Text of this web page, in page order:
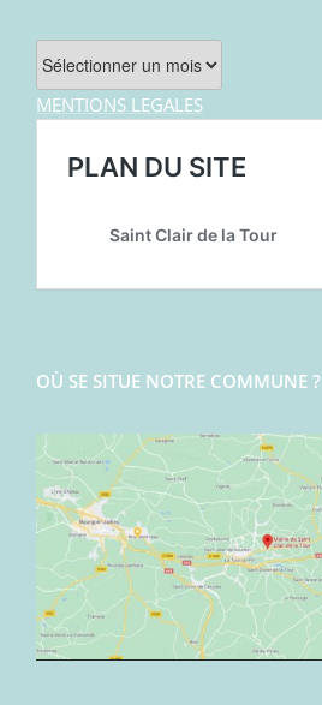
MENTIONS LEGALES
OÙ SE SITUE NOTRE COMMUNE ?